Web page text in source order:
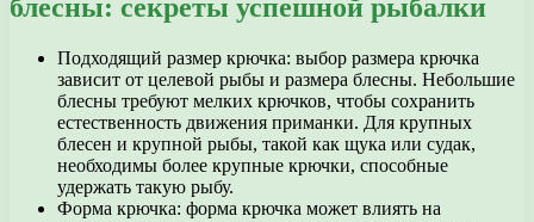
блесны: секреты успешной рыбалки
Подходящий размер крючка: выбор размера крючка
зависит от целевой рыбы и размера блесны. Небольшие
блесны требуют мелких крючков, чтобы сохранить
естественность движения приманки. Для крупных
блесен и крупной рыбы, такой как щука или судак,
необходимы более крупные крючки, способные
удержать такую рыбу.
Форма крючка: форма крючка может влиять на